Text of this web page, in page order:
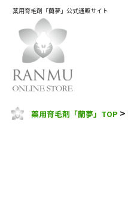
薬用育毛剤「蘭夢」公式通販サイト
薬用育毛剤「蘭夢」TOP >